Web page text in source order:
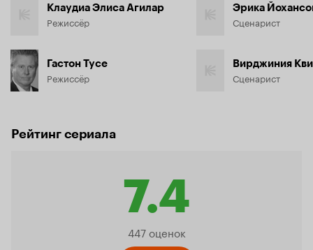
Клаудиа Элиса Агилар
Режиссёр
Гастон Тусе
Режиссёр
Эрика
Сценарист
Вирджиния
Сценарист
Рейтинг сериала
7.4
Рейтинг
447 оценок